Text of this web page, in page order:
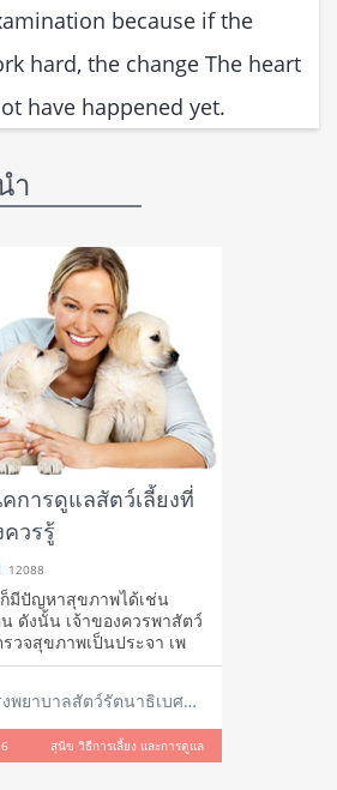
because if the
hard, the change The heart
have happened yet.
ำ
การดูแลสัตว์เลี้ยงที่
ควรรู้
12088
ก็มีปัญหาสุขภาพได้เช่น
ดังนั้น เจ้าของควรพาสัตว์
รวจสุขภาพเป็นประจา เพ
ยาบาลสัตว์รัตนาธิเบศร์ สาขาใหญ่ ราชพฤกษ์
สุนัข วิธีการเลี้ยง และการดูแล